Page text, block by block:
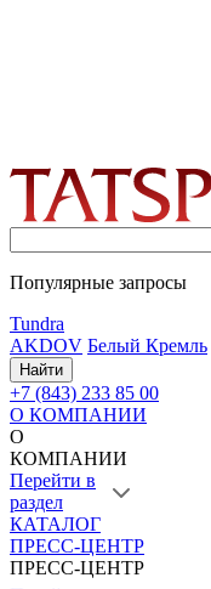
Популярные запросы
Tundra
AKDOV Белый Кремль
Найти
+7 (843) 233 85 00
О КОМПАНИИ
О
КОМПАНИИ
Перейти в
раздел
КАТАЛОГ
ПРЕСС-ЦЕНТР
ПРЕСС-ЦЕНТР